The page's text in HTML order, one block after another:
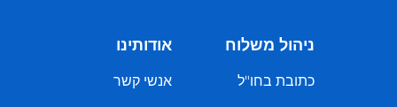
ניהול משלוח
כתובת בחו"ל
אודותינו
אנשי קשר